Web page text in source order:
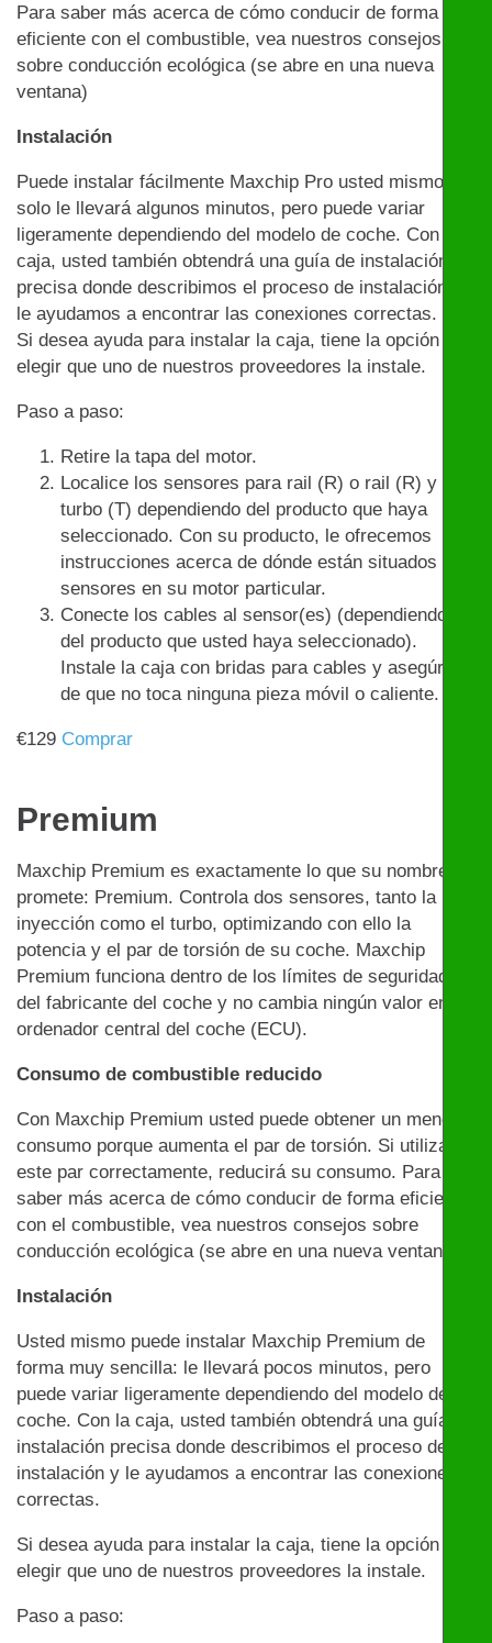
Para saber más acerca de cómo conducir de forma
eficiente con el combustible, vea nuestros consejos
sobre conducción ecológica (se abre en una nueva
ventana)
Instalación
Puede instalar fácilmente Maxchip Pro usted mismo:
solo le llevará algunos minutos, pero puede variar
ligeramente dependiendo del modelo de coche. Con la
caja, usted también obtendrá una guía de instalación
precisa donde describimos el proceso de instalación y
le ayudamos a encontrar las conexiones correctas.
Si desea ayuda para instalar la caja, tiene la opción de
elegir que uno de nuestros proveedores la instale.
Paso a paso:
Retire la tapa del motor.
Localice los sensores para rail (R) o rail (R) y
turbo (T) dependiendo del producto que haya
seleccionado. Con su producto, le ofrecemos
instrucciones acerca de dónde están situados los
sensores en su motor particular.
Conecte los cables al sensor(es) (dependiendo
del producto que usted haya seleccionado).
Instale la caja con bridas para cables y asegúrese
de que no toca ninguna pieza móvil o caliente.
€129 Comprar
Premium
Maxchip Premium es exactamente lo que su nombre
promete: Premium. Controla dos sensores, tanto la
inyección como el turbo, optimizando con ello la
potencia y el par de torsión de su coche. Maxchip
Premium funciona dentro de los límites de seguridad
del fabricante del coche y no cambia ningún valor en el
ordenador central del coche (ECU).
Consumo de combustible reducido
Con Maxchip Premium usted puede obtener un menor
consumo porque aumenta el par de torsión. Si utiliza
este par correctamente, reducirá su consumo. Para
saber más acerca de cómo conducir de forma eficiente
con el combustible, vea nuestros consejos sobre
conducción ecológica (se abre en una nueva ventana)
Instalación
Usted mismo puede instalar Maxchip Premium de
forma muy sencilla: le llevará pocos minutos, pero
puede variar ligeramente dependiendo del modelo de
coche. Con la caja, usted también obtendrá una guía de
instalación precisa donde describimos el proceso de
instalación y le ayudamos a encontrar las conexiones
correctas.
Si desea ayuda para instalar la caja, tiene la opción de
elegir que uno de nuestros proveedores la instale.
Paso a paso: